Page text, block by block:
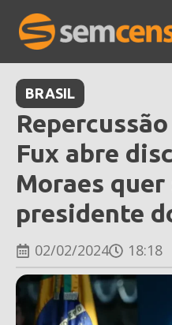
BRASIL
Fux abre
Moraes quer
presidente
02/02/2024 18:18